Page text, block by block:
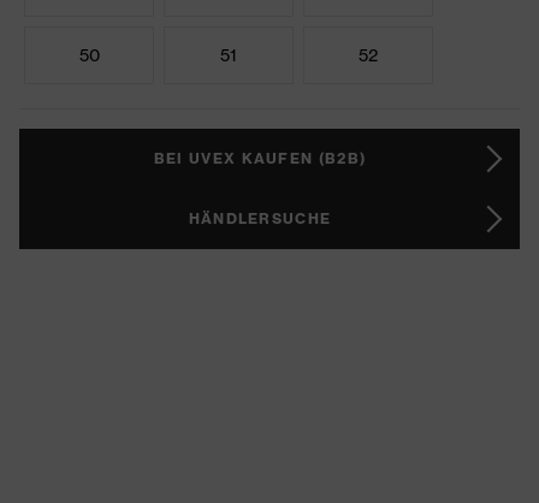
50 51 52
BEI UVEX KAUFEN (B2B)
HÄNDLERSUCHE